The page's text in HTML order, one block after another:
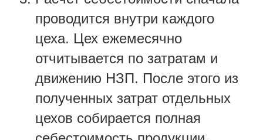
проводится внутри каждого
цеха. Цех ежемесячно
отчитывается по затратам и
движению НЗП. После этого из
полученных затрат отдельных
цехов собирается полная